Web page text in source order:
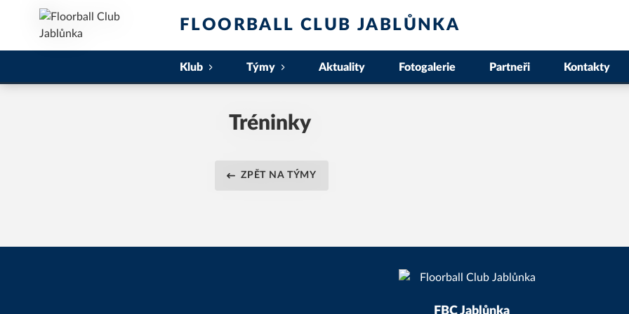
FLOORBALL CLUB JABLŮNKA
Klub Týmy Aktuality Fotogalerie Partneři Kontakty
Tréninky
ZPĚT NA TÝMY
FBC Jablůnka